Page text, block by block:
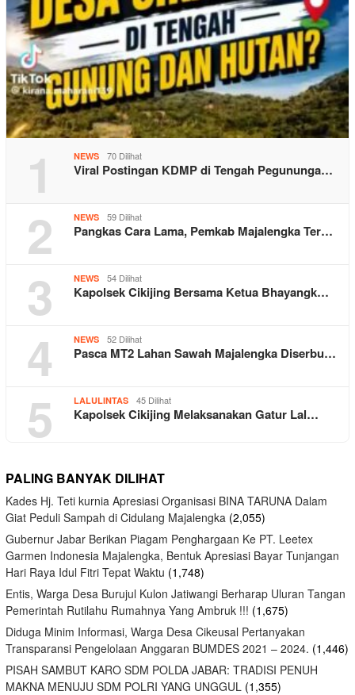
1 NEWS 70 Dilihat
Viral Postingan KDMP di Tengah Pegununga…
2 NEWS 59 Dilihat
Pangkas Cara Lama, Pemkab Majalengka Ter…
3 NEWS 54 Dilihat
Kapolsek Cikijing Bersama Ketua Bhayangk…
4 NEWS 52 Dilihat
Pasca MT2 Lahan Sawah Majalengka Diserbu…
5 LALULINTAS 45 Dilihat
Kapolsek Cikijing Melaksanakan Gatur Lal…
PALING BANYAK DILIHAT
Kades Hj. Teti kurnia Apresiasi Organisasi BINA TARUNA Dalam
Giat Peduli Sampah di Cidulang Majalengka (2,055)
Gubernur Jabar Berikan Piagam Penghargaan Ke PT. Leetex
Garmen Indonesia Majalengka, Bentuk Apresiasi Bayar Tunjangan
Hari Raya Idul Fitri Tepat Waktu (1,748)
Entis, Warga Desa Burujul Kulon Jatiwangi Berharap Uluran Tangan
Pemerintah Rutilahu Rumahnya Yang Ambruk !!! (1,675)
Diduga Minim Informasi, Warga Desa Cikeusal Pertanyakan
Transparansi Pengelolaan Anggaran BUMDES 2021 – 2024. (1,446)
PISAH SAMBUT KARO SDM POLDA JABAR: TRADISI PENUH
MAKNA MENUJU SDM POLRI YANG UNGGUL (1,355)